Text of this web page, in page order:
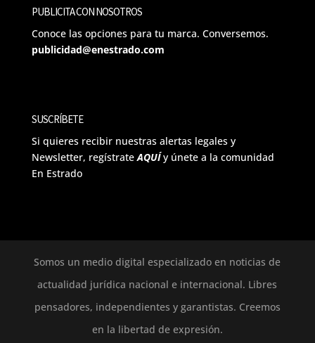
PUBLICITA CON NOSOTROS
Conoce las opciones para tu marca. Conversemos.
publicidad@enestrado.com
SUSCRÍBETE
Si quieres recibir nuestras alertas legales y
Newsletter, regístrateAQUÍ y únete a la comunidad
En Estrado
Somos un medio digital especializado en noticias de
actualidad jurídica nacional e internacional. Libres
pensadores, independientes y garantistas. Creemos
en la libertad de expresión.